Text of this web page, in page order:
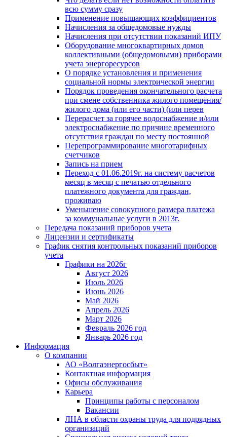
всю сумму сразу
Применение повышающих коэффициентов
Начисления за общедомовые нужды
Начисления при отсутствии показаний ИПУ
Оборудование многоквартирных домов
коллективными (общедомовыми) приборами
учета энергоресурсов
О порядке установления и применения
социальной нормы электрической энергии
Порядок проведения окончательного расчета
при смене собственника жилого помещения/
жилого дома (или его части) (или перев
Перерасчет за горячее водоснабжение и/или
электроснабжение по причине временного
отсутствия граждан по месту постоянной
Перепрограммирование многотарифных
счетчиков
Запись на прием
Переход с 01.06.2019г. на систему расчетов
месяц в месяц с печатью отдельного
платежного документа для граждан,
проживаю
Уменьшение совокупного размера платежа
за коммунальные услуги в 2013г.
Передача показаний приборов учета
Лицензии и сертификаты
График снятия контрольных показаний приборов
учета
Графики на 2026г
Август 2026
Июль 2026
Июнь 2026
Май 2026
Апрель 2026
Март 2026
Февраль 2026 год
Январь 2026 год
Информация
О компании
АО «Волгаэнергосбыт»
Контактная информация
Офисы обслуживания
Карьера
Принципы работы с персоналом
Вакансии
ЛНА в области охраны труда для подрядных
организаций